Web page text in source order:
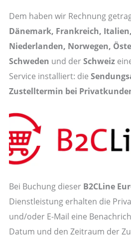
Dem haben wir Rechnung
Dänemark, Frankreich,
Niederlanden, Norwegen,
Schweden und derSchweiz
Service installiert: die
Zustelltermin bei
Bei Buchung dieser B2CLine
Dienstleistung erhalten die
und/oder E-Mail eine
Datum und den Zeitraum der